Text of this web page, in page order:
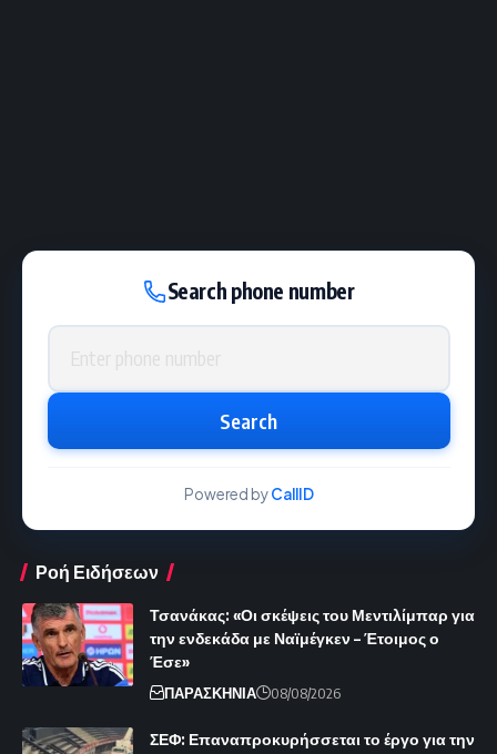
Search phone number
Phone number
Search
Powered byCallID
Ροή Ειδήσεων
Τσανάκας: «Οι σκέψεις του Μεντιλίμπαρ για
την ενδεκάδα με Ναϊμέγκεν – Έτοιμος ο
Έσε»
ΠΑΡΑΣΚΗΝΙΑ 08/08/2026
ΣΕΦ: Επαναπροκυρήσσεται το έργο για την